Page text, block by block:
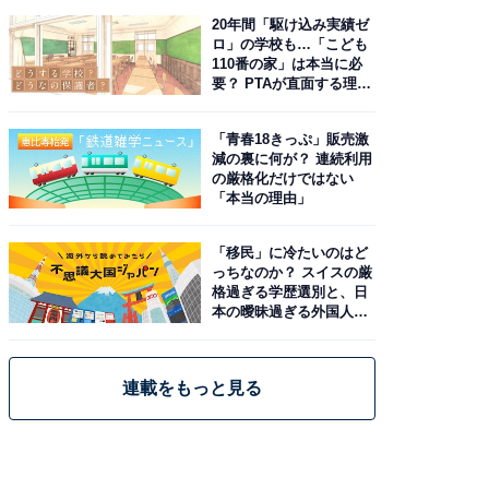
20年間「駆け込み実績ゼ
ロ」の学校も…「こども
110番の家」は本当に必
要？ PTAが直面する理想
「青春18きっぷ」販売激
減の裏に何が？ 連続利用
の厳格化だけではない
「本当の理由」
「移民」に冷たいのはど
っちなのか？ スイスの厳
格過ぎる学歴選別と、日
本の曖昧過ぎる外国人政
連載をもっと見る